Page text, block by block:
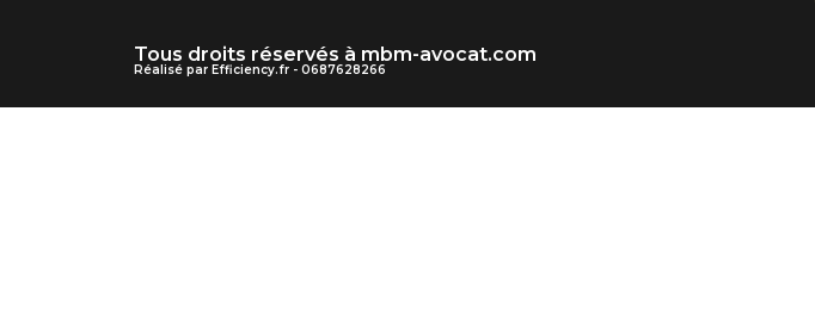
Tous droits réservés à mbm-avocat.com
Réalisé par Efficiency.fr - 0687628266